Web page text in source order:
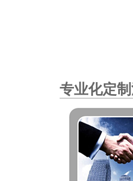
专业化定